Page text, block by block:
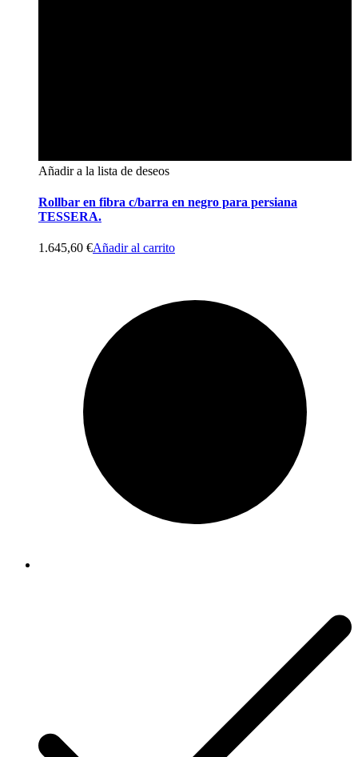
Añadir a la lista de deseos
Rollbar en fibra c/barra en negro para persiana
TESSERA.
1.645,60 €Añadir al carrito